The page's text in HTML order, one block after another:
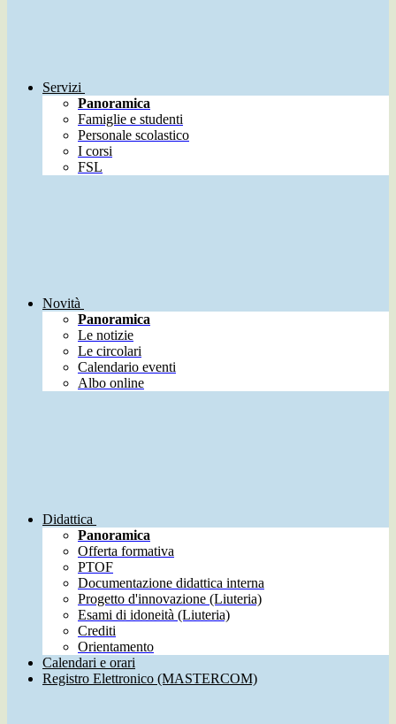
Servizi
Panoramica
Famiglie e studenti
Personale scolastico
I corsi
FSL
Novità
Panoramica
Le notizie
Le circolari
Calendario eventi
Albo online
Didattica
Panoramica
Offerta formativa
PTOF
Documentazione didattica interna
Progetto d'innovazione (Liuteria)
Esami di idoneità (Liuteria)
Crediti
Orientamento
Calendari e orari
Registro Elettronico (MASTERCOM)